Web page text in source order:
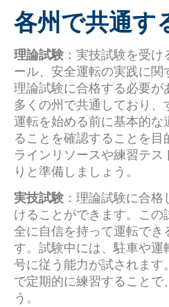
各州で共通す
理論試験 ：実技試験を受
ール、安全運転の実践に関
理論試験に合格する必要が
多くの州で共通しており
運転を始める前に基本的な
ることを確認することを
ラインリソースや練習テ
りと準備しましょう。
実技試験 ：理論試験に合
けることができます。この
全に自信を持って運転でき
す。試験中には、駐車や
号に従う能力が試されま
で定期的に練習することで
う。